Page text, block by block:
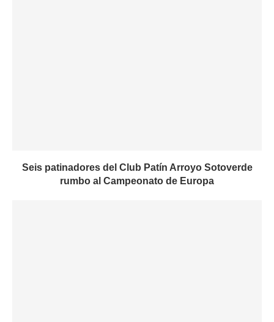
Seis patinadores del Club Patín Arroyo Sotoverde
rumbo al Campeonato de Europa